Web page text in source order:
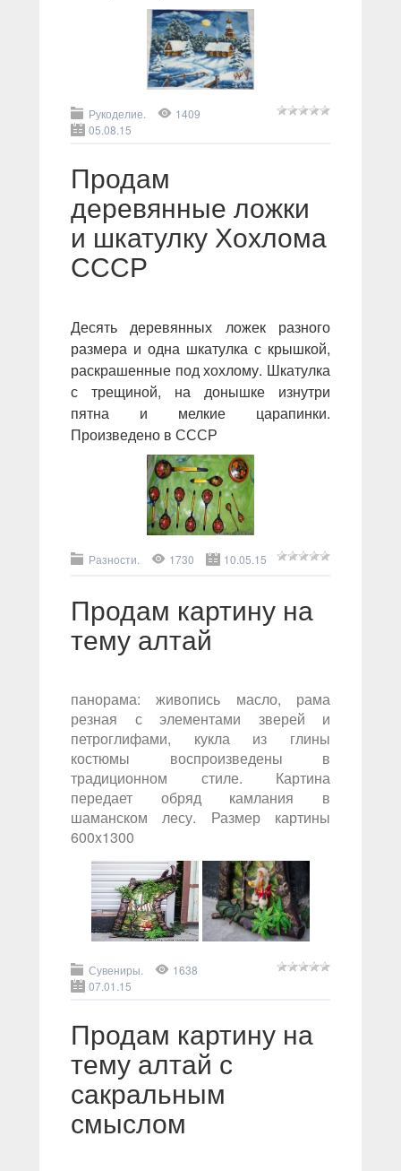
Рукоделие.
1409
05.08.15
Продам
деревянные ложки
и шкатулку Хохлома
СССР
Десять деревянных ложек разного
размера и одна шкатулка с крышкой,
раскрашенные под хохлому. Шкатулка
с трещиной, на донышке изнутри
пятна и мелкие царапинки.
Произведено в СССР
Разности. 1730 10.05.15
Продам картину на
тему алтай
панорама: живопись масло, рама
резная с элементами зверей и
петроглифами, кукла из глины
костюмы воспроизведены в
традиционном стиле. Картина
передает обряд камлания в
шаманском лесу. Размер картины
600x1300
Сувениры.
1638
07.01.15
Продам картину на
тему алтай с
сакральным
смыслом